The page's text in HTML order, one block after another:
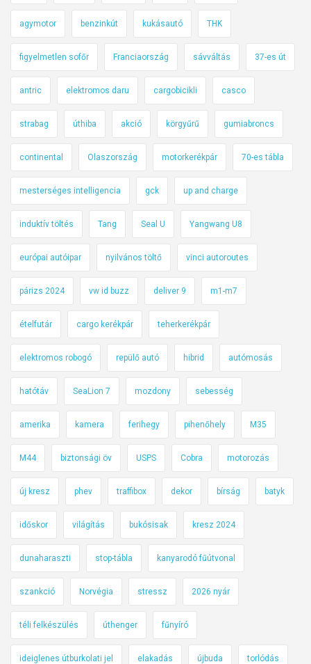
agymotor benzinkút kukásautó THK
figyelmetlen sofőr Franciaország sávváltás 37-es út
antric elektromos daru cargobicikli casco
strabag úthiba akció körgyűrű gumiabroncs
continental Olaszország motorkerékpár 70-es tábla
mesterséges intelligencia gck up and charge
induktív töltés Tang Seal U Yangwang U8
európai autóipar nyilvános töltő vinci autoroutes
párizs 2024 vw id buzz deliver 9 m1-m7
ételfutár cargo kerékpár teherkerékpár
elektromos robogó repülő autó hibrid autómosás
hatótáv SeaLion 7 mozdony sebesség
amerika kamera ferihegy pihenőhely M35
M44 biztonsági öv USPS Cobra motorozás
új kresz phev traffibox dekor bírság batyk
időskor világítás bukósisak kresz 2024
dunaharaszti stop-tábla kanyarodó fűútvonal
szankció Norvégia stressz 2026 nyár
téli felkészülés úthenger fűnyíró
ideiglenes útburkolati jel elakadás újbuda torlódás